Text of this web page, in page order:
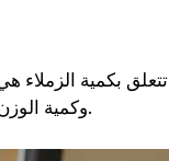
بكمية الزملاء
وكمية الوزن التي ترفعها أثناء جلسات رفع الأثقال مقدار كتلة العضلات التي ستكتسبها.